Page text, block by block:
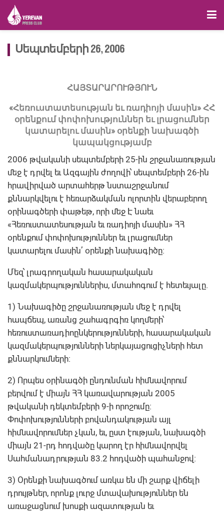
Սեպտեմբերի 26, 2006
ՀԱՅՏԱՐԱՐՈՒԹՅՈՒՆ
«Հեռուստատեսության եւ ռադիոյի մասին» ՀՀ
օրենքում փոփոխություններ եւ լրացումներ
կատարելու մասին» օրենքի նախագծի
կապակցությամբ
2006 թվականի սեպտեմբերի 25-ին շրջանառության
մեջ է դրվել եւ Ազգային ժողովի՝ սեպտեմբերի 26-ին
հրավիրված արտահերթ նստաշրջանում
քննարկվելու է հեռարձակման ոլորտին վերաբերող
օրինագծերի փաթեթ, որի մեջ Է նաեւ
«Հեռուստատեսության եւ ռադիոյի մասին» ՀՀ
օրենքում փոփոխություններ եւ լրացումներ
կատարելու մասին՚ օրենքի նախագիծը:
Մեզ՝ լրագրողական հասարակական
կազմակերպություններիս, մտահոգում է հետեւյալը.
1) Նախագիծը շրջանառության մեջ է դրվել
հապճեպ, առանց շահագրգիռ կողմերի՝
հեռուստառադիոընկերությունների, հասարակական
կազմակերպությունների ներկայացուցիչների հետ
քննարկումների:
2) Որպես օրինագծի ընդունման հիմնավորում
բերվում է միայն ՀՀ կառավարության 2005
թվականի դեկտեմբերի 9-ի որոշումը:
Փոփոխությունների բովանդակության այլ
հիմնավորումներ չկան, եւ, ըստ էության, նախագծի
միայն 21-րդ հոդվածը կարող էր հիմնավորվել
Սահմանադրության 83.2 հոդվածի պահանջով:
3) Օրենքի նախագծում առկա են մի շարք վիճելի
դրույթներ, որոնք լուրջ մտավախություններ են
առաջացնում խոսքի ազատության եւ